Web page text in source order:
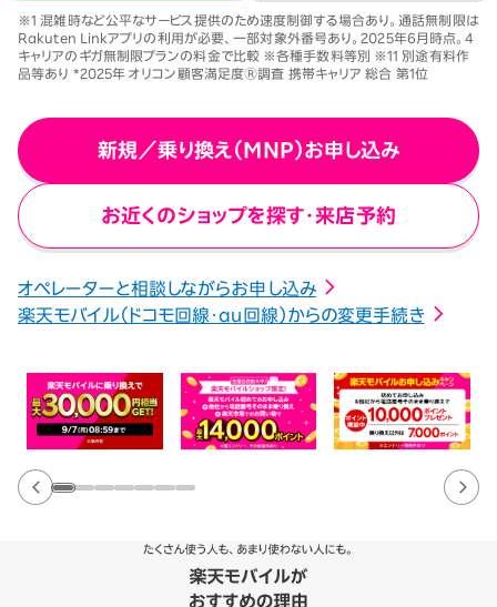
※1 混雑時など公平なサービス提供のため速度制御する場合あり。通話無制限は
Rakuten Linkアプリの利用が必要、一部対象外番号あり。2025年6月時点。4
キャリアのギガ無制限プランの料金で比較 ※各種手数料等別 ※11 別途有料作
品等あり *2025年 オリコン顧客満足度Ⓡ調査 携帯キャリア 総合 第1位
新規／乗り換え（MNP）お申し込み
お近くのショップを探す・来店予約
オペレーターと相談しながらお申し込み
楽天モバイル（ドコモ回線・au回線）からの変更手続き